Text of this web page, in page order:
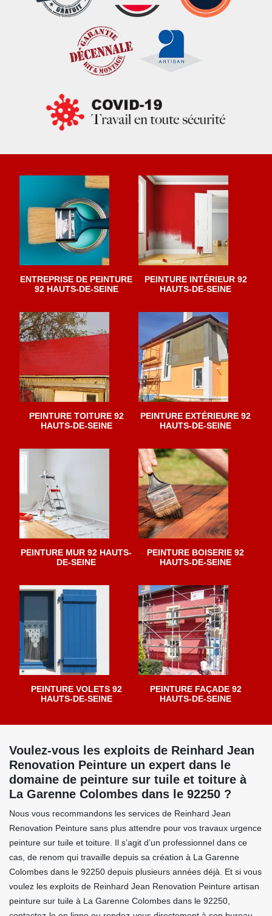
ENTREPRISE DE PEINTURE
92 HAUTS-DE-SEINE
PEINTURE INTÉRIEUR 92
HAUTS-DE-SEINE
PEINTURE TOITURE 92
HAUTS-DE-SEINE
PEINTURE EXTÉRIEURE 92
HAUTS-DE-SEINE
PEINTURE MUR 92 HAUTS-
DE-SEINE
PEINTURE BOISERIE 92
HAUTS-DE-SEINE
PEINTURE VOLETS 92
HAUTS-DE-SEINE
PEINTURE FAÇADE 92
HAUTS-DE-SEINE
Voulez-vous les exploits de Reinhard Jean
Renovation Peinture un expert dans le
domaine de peinture sur tuile et toiture à
La Garenne Colombes dans le 92250 ?
Nous vous recommandons les services de Reinhard Jean
Renovation Peinture sans plus attendre pour vos travaux urgence
peinture sur tuile et toiture. Il s’agit d’un professionnel dans ce
cas, de renom qui travaille depuis sa création à La Garenne
Colombes dans le 92250 depuis plusieurs années déjà. Et si vous
voulez les exploits de Reinhard Jean Renovation Peinture artisan
peinture sur tuile à La Garenne Colombes dans le 92250,